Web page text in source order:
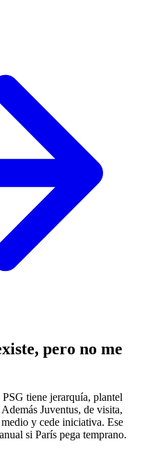
pero no me
tiene jerarquía, plantel
Juventus, de visita,
y cede iniciativa. Ese
si París pega temprano.